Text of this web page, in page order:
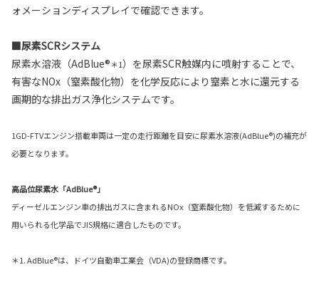
ォメーションディスプレイで確認できます。
■尿素SCRシステム
尿素水溶液（AdBlue®＊1）を尿素SCR触媒内に噴射することで、
有害なNOx（窒素酸化物）を化学反応により窒素と水に還元する
画期的な排出ガス浄化システムです。
1GD-FTVエンジン搭載車両は一定の走行距離を目安に尿素水溶液(AdBlue®)の補充が
必要となります。
高品位尿素水「AdBlue®」
ディーゼルエンジン車の排出ガスに含まれるNOx（窒素酸化物）を低減するために
用いられる化学品でJIS規格に適合したものです。
＊1. AdBlue®は、ドイツ自動車工業会（VDA)の登録商標です。